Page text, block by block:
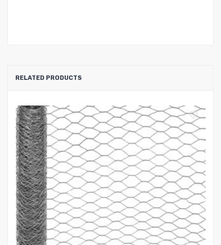
RELATED PRODUCTS